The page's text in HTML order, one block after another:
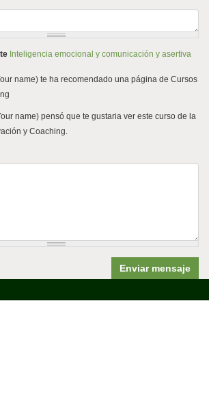
Inteligencia emocional y comunicación y asertiva
name) te ha recomendado una página de Cursos
name) pensó que te gustaria ver este curso de la
y Coaching.
Enviar mensaje